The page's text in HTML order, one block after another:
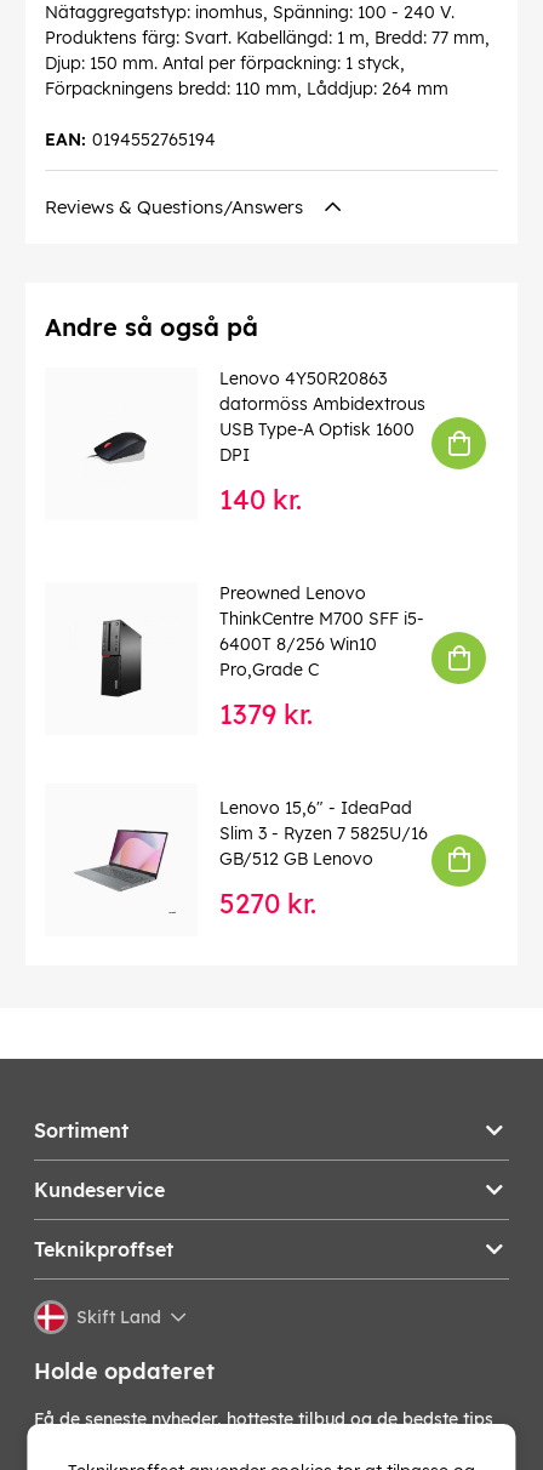
Nätaggregatstyp: inomhus, Spänning: 100 - 240 V.
Produktens färg: Svart. Kabellängd: 1 m, Bredd: 77 mm,
Djup: 150 mm. Antal per förpackning: 1 styck,
Förpackningens bredd: 110 mm, Låddjup: 264 mm
0194552765194
EAN:
Reviews & Questions/Answers
Andre så også på
Lenovo 4Y50R20863
datormöss Ambidextrous
USB Type-A Optisk 1600
DPI
140 kr.
Preowned Lenovo
ThinkCentre M700 SFF i5-
6400T 8/256 Win10
Pro,Grade C
1379 kr.
Lenovo 15,6" - IdeaPad
Slim 3 - Ryzen 7 5825U/16
GB/512 GB Lenovo
5270 kr.
Sortiment
Kundeservice
Teknikproffset
Skift Land
Holde opdateret
Få de seneste nyheder, hotteste tilbud og de bedste tips